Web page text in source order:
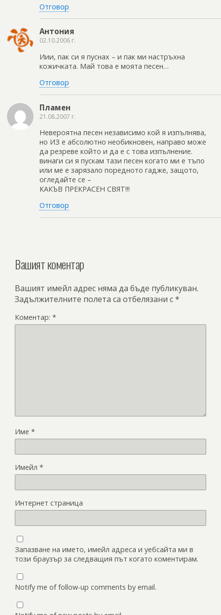
Отговор
Антония
02.10.2006 г.
Иии, пак си я пуснах – и пак ми настръхна
кожичката. Май това е моята песен…
Отговор
Пламен
21.08.2007 г.
Невероятна песен независимо кой я изпълнява,
но ИЗ е абсолютно необикновен, направо може
да резреве който и да е с това изпълнение.
винаги си я пускам тази песен когато ми е тъпо
или ме е зарязало поредното гадже, защото,
огледайте се –
КАКЪВ ПРЕКРАСЕН СВЯТ!!!
Отговор
Вашият коментар
Вашият имейл адрес няма да бъде публикуван.
Задължителните полета са отбелязани с*
Коментар: *
Име *
Имейл *
Интернет страница
Запазване на името, имейл адреса и уебсайта ми в
този браузър за следващия път когато коментирам.
Notify me of follow-up comments by email.